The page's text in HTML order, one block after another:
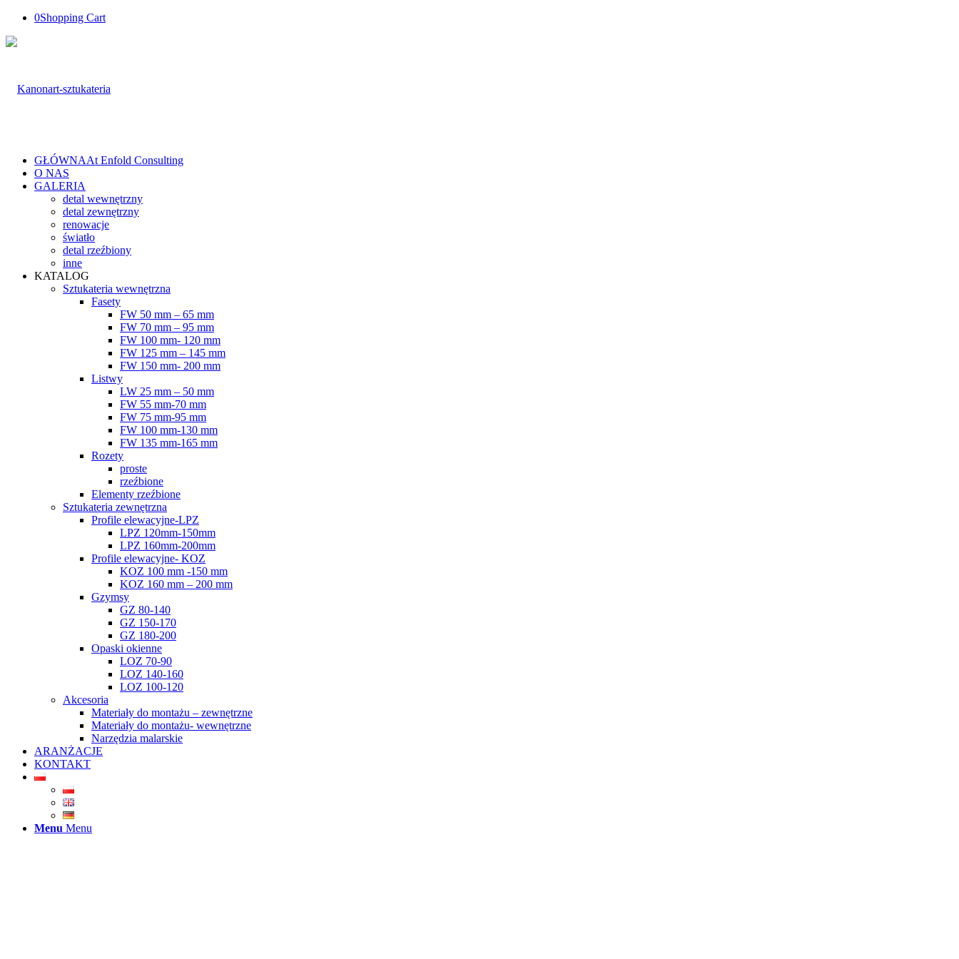
0Shopping Cart
GŁÓWNAAt Enfold Consulting
O NAS
GALERIA
detal wewnętrzny
detal zewnętrzny
renowacje
światło
detal rzeźbiony
inne
KATALOG
Sztukateria wewnętrzna
Fasety
FW 50 mm – 65 mm
FW 70 mm – 95 mm
FW 100 mm- 120 mm
FW 125 mm – 145 mm
FW 150 mm- 200 mm
Listwy
LW 25 mm – 50 mm
FW 55 mm-70 mm
FW 75 mm-95 mm
FW 100 mm-130 mm
FW 135 mm-165 mm
Rozety
proste
rzeźbione
Elementy rzeźbione
Sztukateria zewnętrzna
Profile elewacyjne-LPZ
LPZ 120mm-150mm
LPZ 160mm-200mm
Profile elewacyjne- KOZ
KOZ 100 mm -150 mm
KOZ 160 mm – 200 mm
Gzymsy
GZ 80-140
GZ 150-170
GZ 180-200
Opaski okienne
LOZ 70-90
LOZ 140-160
LOZ 100-120
Akcesoria
Materiały do montażu – zewnętrzne
Materiały do montażu- wewnętrzne
Narzędzia malarskie
ARANŻACJE
KONTAKT
Menu Menu